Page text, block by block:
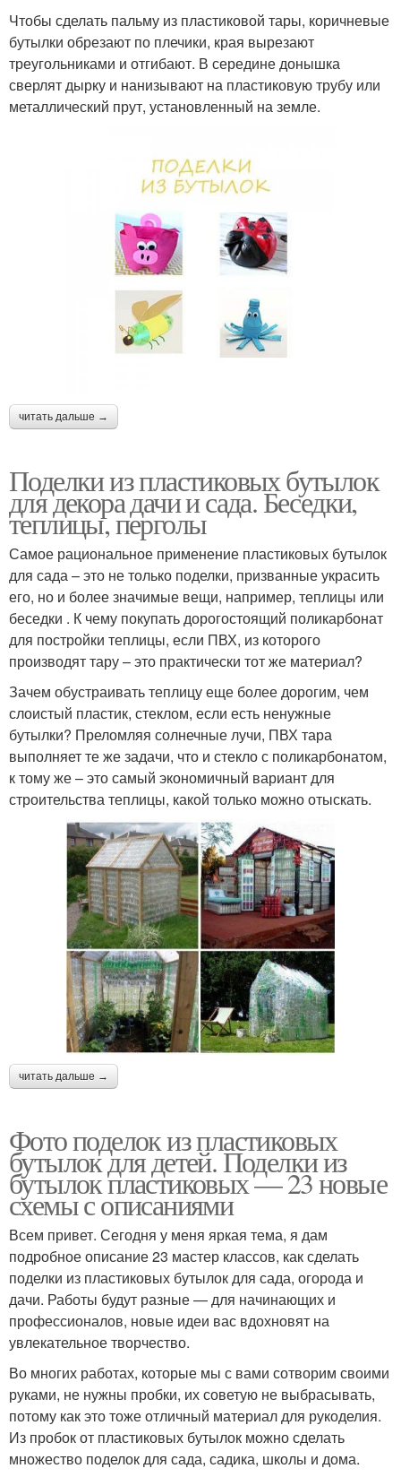
Чтобы сделать пальму из пластиковой тары, коричневые
бутылки обрезают по плечики, края вырезают
треугольниками и отгибают. В середине донышка
сверлят дырку и нанизывают на пластиковую трубу или
металлический прут, установленный на земле.
читать дальше →
Поделки из пластиковых бутылок
для декора дачи и сада. Беседки,
теплицы, перголы
Самое рациональное применение пластиковых бутылок
для сада – это не только поделки, призванные украсить
его, но и более значимые вещи, например, теплицы или
беседки . К чему покупать дорогостоящий поликарбонат
для постройки теплицы, если ПВХ, из которого
производят тару – это практически тот же материал?
Зачем обустраивать теплицу еще более дорогим, чем
слоистый пластик, стеклом, если есть ненужные
бутылки? Преломляя солнечные лучи, ПВХ тара
выполняет те же задачи, что и стекло с поликарбонатом,
к тому же – это самый экономичный вариант для
строительства теплицы, какой только можно отыскать.
читать дальше →
Фото поделок из пластиковых
бутылок для детей. Поделки из
бутылок пластиковых — 23 новые
схемы с описаниями
Всем привет. Сегодня у меня яркая тема, я дам
подробное описание 23 мастер классов, как сделать
поделки из пластиковых бутылок для сада, огорода и
дачи. Работы будут разные — для начинающих и
профессионалов, новые идеи вас вдохновят на
увлекательное творчество.
Во многих работах, которые мы с вами сотворим своими
руками, не нужны пробки, их советую не выбрасывать,
потому как это тоже отличный материал для рукоделия.
Из пробок от пластиковых бутылок можно сделать
множество поделок для сада, садика, школы и дома.